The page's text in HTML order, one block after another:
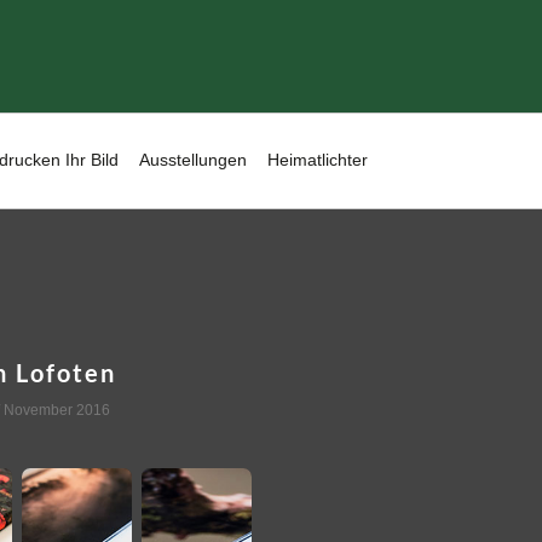
Ihr Bild Ausstellungen Heimatlichter
Lofoten
November 2016